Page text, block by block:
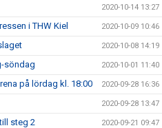
2020-10-14 13:27
i THW Kiel 2020-10-09 10:46
2020-10-08 14:19
söndag 2020-10-01 11:40
på lördag kl. 18:00 2020-09-28 16:36
2020-09-28 13:47
steg 2 2020-09-21 09:47